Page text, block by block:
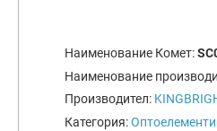
Наименование Комет:
Наименование
Производител:
Категория:Оптоелементи